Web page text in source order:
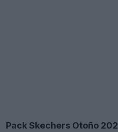
Pack Skechers Otoño